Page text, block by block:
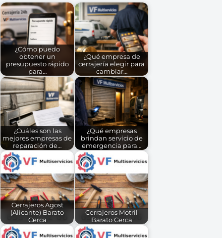
¿Cómo puedo
obtener un
presupuesto rápido
para…
¿Qué empresa de
cerrajería elegir para
cambiar…
¿Cuáles son las
mejores empresas de
reparación de…
¿Qué empresas
brindan servicio de
emergencia para…
Cerrajeros Agost
(Alicante) Barato
Cerca
Cerrajeros Motril
Barato Cerca